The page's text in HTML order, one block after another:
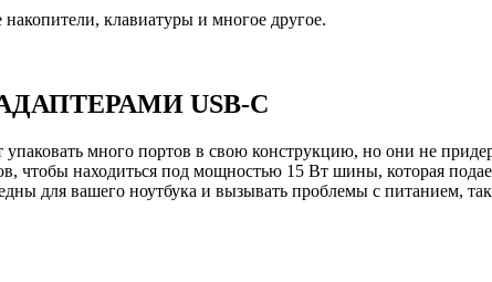
клавиатуры и многое другое.
USB-C
много портов в свою конструкцию, но они не
чтобы находиться под мощностью 15 Вт шины, которая
для вашего ноутбука и вызывать проблемы с питанием,